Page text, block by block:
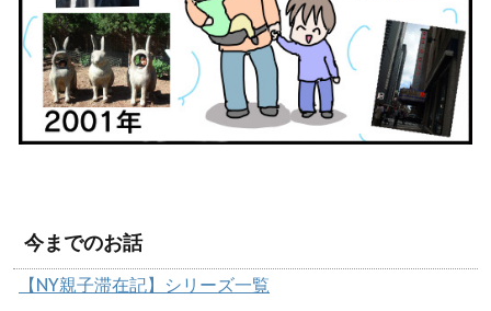
今までのお話
【NY親子滞在記】シリーズ一覧